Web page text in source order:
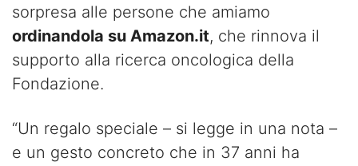
sorpresa alle persone che amiamo
ordinandola su Amazon.it, che rinnova il
supporto alla ricerca oncologica della
Fondazione.
“Un regalo speciale – si legge in una nota –
e un gesto concreto che in 37 anni ha